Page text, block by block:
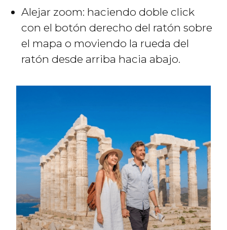
Alejar zoom: haciendo doble click
con el botón derecho del ratón sobre
el mapa o moviendo la rueda del
ratón desde arriba hacia abajo.